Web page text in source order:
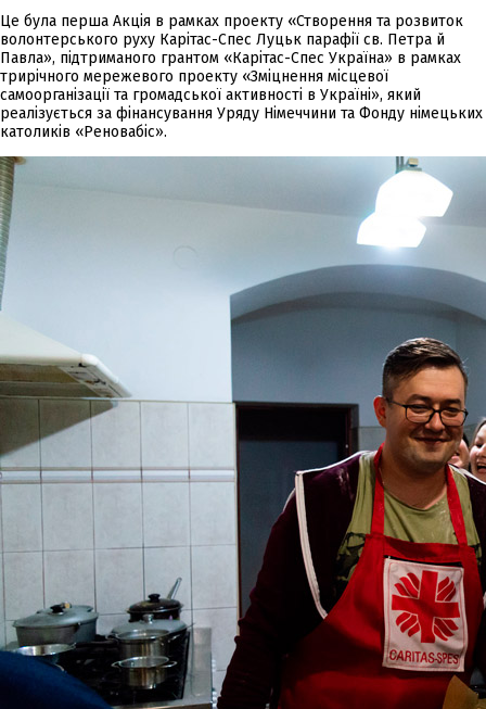
Це була перша Акція в рамках проекту «Створення та розвиток
волонтерського руху Карітас-Спес Луцьк парафії св. Петра й
Павла», підтриманого грантом «Карітас-Спес Україна» в рамках
трирічного мережевого проекту «Зміцнення місцевої
самоорганізації та громадської активності в Україні», який
реалізується за фінансування Уряду Німеччини та Фонду німецьких
католиків «Реновабіс».